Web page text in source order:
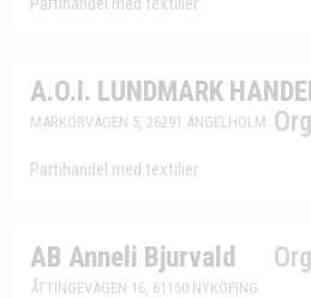
A.O.I. LUNDMARK
MARKÖRVÄGEN 5, 26291 ÄNGELHOLM
Partihandel med textilier
AB Anneli Bjurvald
ÅTTINGEVÄGEN 16, 61150 NYKÖPING